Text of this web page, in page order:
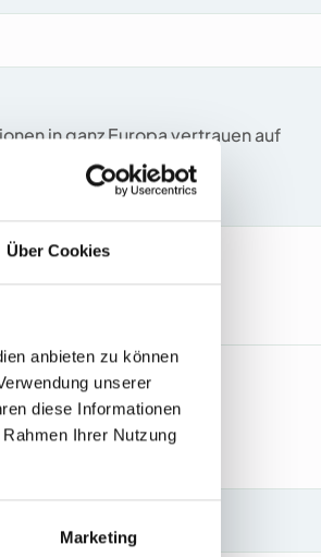
Über Cookies
anbieten zu können
unserer
diese Informationen
Ihrer Nutzung
Marketing
in ganz Europa vertrauen auf